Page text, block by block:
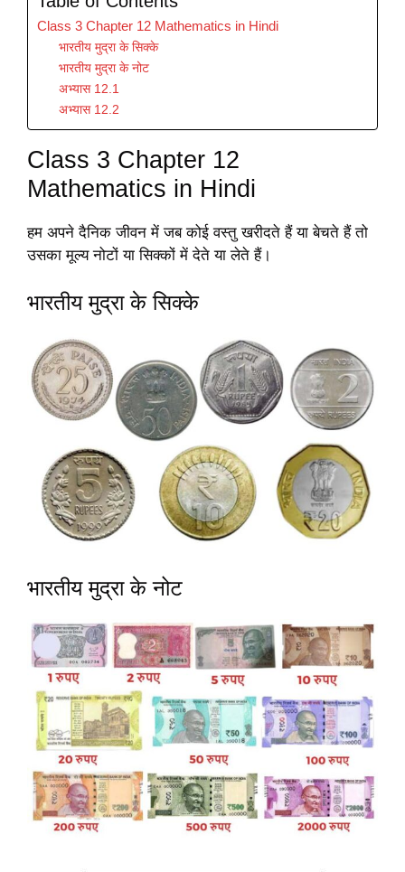
Class 3 Chapter 12 Mathematics in Hindi
भारतीय मुद्रा के सिक्के
भारतीय मुद्रा के नोट
अभ्यास 12.1
अभ्यास 12.2
Class 3 Chapter 12
Mathematics in Hindi
हम अपने दैनिक जीवन में जब कोई वस्तु खरीदते हैं या बेचते हैं तो
उसका मूल्य नोटों या सिक्कों में देते या लेते हैं।
भारतीय मुद्रा के सिक्के
भारतीय मुद्रा के नोट